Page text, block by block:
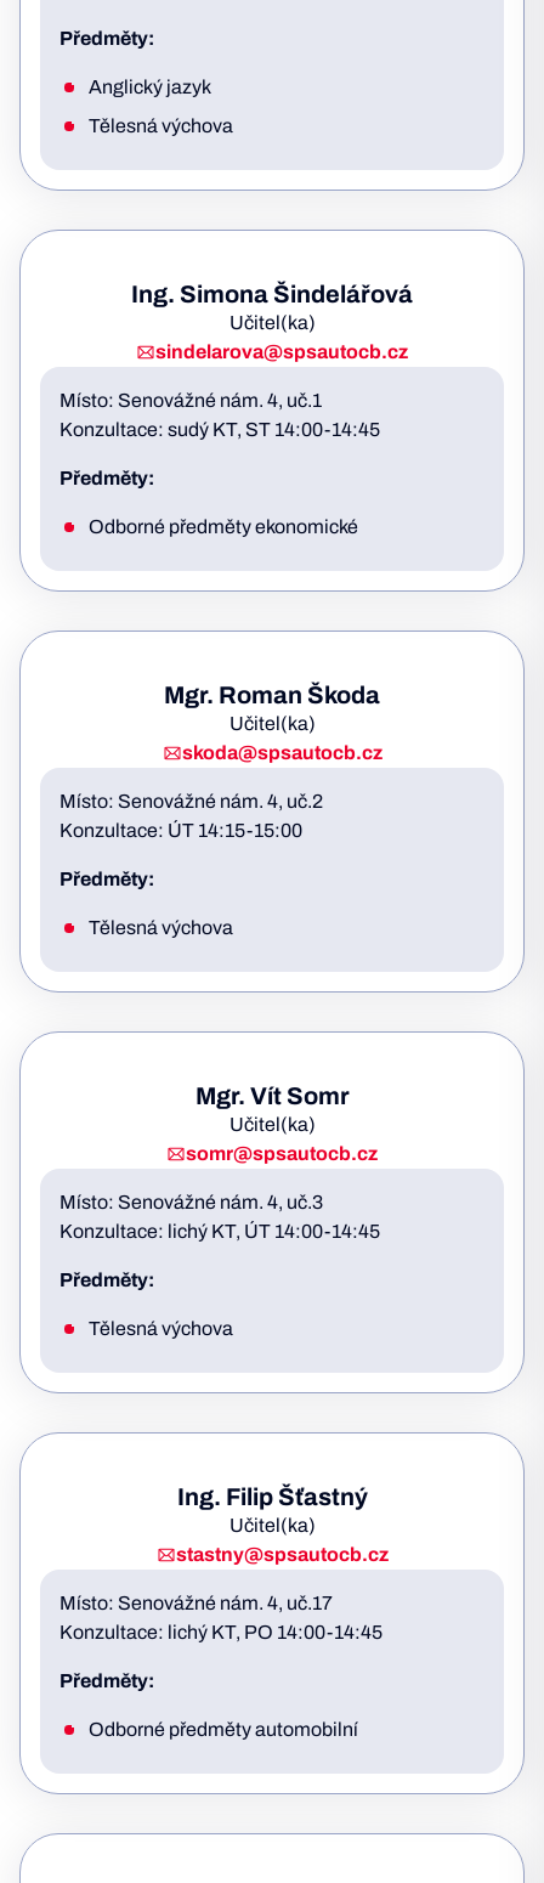
Předměty:
Anglický jazyk
Tělesná výchova
Ing. Simona Šindelářová
Učitel(ka)
sindelarova@spsautocb.cz
Místo: Senovážné nám. 4, uč.1
Konzultace: sudý KT, ST 14:00-14:45
Předměty:
Odborné předměty ekonomické
Mgr. Roman Škoda
Učitel(ka)
skoda@spsautocb.cz
Místo: Senovážné nám. 4, uč.2
Konzultace: ÚT 14:15-15:00
Předměty:
Tělesná výchova
Mgr. Vít Somr
Učitel(ka)
somr@spsautocb.cz
Místo: Senovážné nám. 4, uč.3
Konzultace: lichý KT, ÚT 14:00-14:45
Předměty:
Tělesná výchova
Ing. Filip Šťastný
Učitel(ka)
stastny@spsautocb.cz
Místo: Senovážné nám. 4, uč.17
Konzultace: lichý KT, PO 14:00-14:45
Předměty:
Odborné předměty automobilní